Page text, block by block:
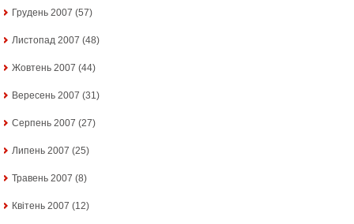
Грудень 2007 (57)
Листопад 2007 (48)
Жовтень 2007 (44)
Вересень 2007 (31)
Серпень 2007 (27)
Липень 2007 (25)
Травень 2007 (8)
Квітень 2007 (12)